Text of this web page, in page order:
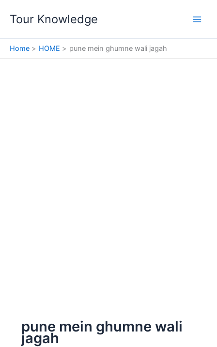
Tour Knowledge
Home HOME pune mein ghumne wali jagah
pune mein ghumne wali
jagah